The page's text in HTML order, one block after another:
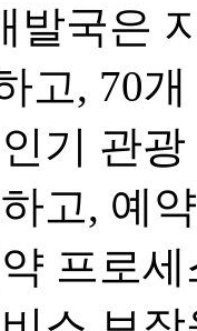
발국은
고, 70
기 관
고, 예
프로